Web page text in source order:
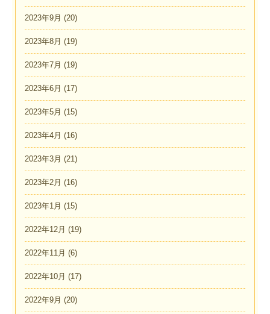
2023年9月 (20)
2023年8月 (19)
2023年7月 (19)
2023年6月 (17)
2023年5月 (15)
2023年4月 (16)
2023年3月 (21)
2023年2月 (16)
2023年1月 (15)
2022年12月 (19)
2022年11月 (6)
2022年10月 (17)
2022年9月 (20)